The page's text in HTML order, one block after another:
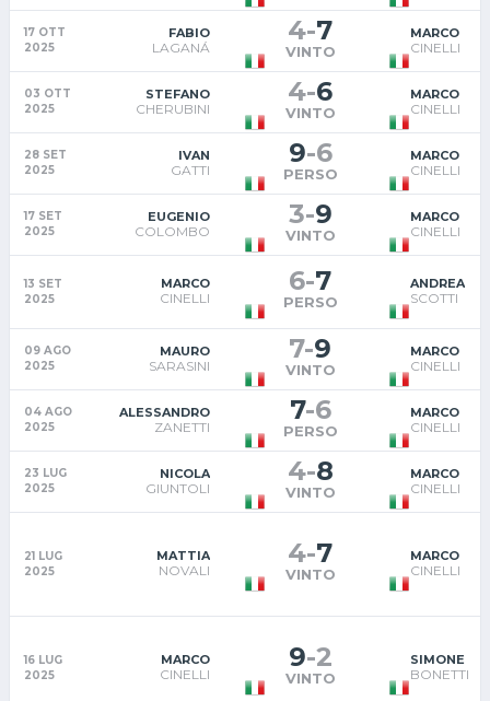
17 OTT
2025
FABIO
LAGANÁ
4-7
VINTO
MARCO
CINELLI
03 OTT
2025
STEFANO
CHERUBINI
4-6
VINTO
MARCO
CINELLI
28 SET
2025
IVAN
GATTI
9-6
PERSO
MARCO
CINELLI
17 SET
2025
EUGENIO
COLOMBO
3-9
VINTO
MARCO
CINELLI
13 SET
2025
MARCO
CINELLI
6-7
PERSO
ANDREA
SCOTTI
09 AGO
2025
MAURO
SARASINI
7-9
VINTO
MARCO
CINELLI
04 AGO
2025
ALESSANDRO
ZANETTI
7-6
PERSO
MARCO
CINELLI
23 LUG
2025
NICOLA
GIUNTOLI
4-8
VINTO
MARCO
CINELLI
21 LUG
2025
MATTIA
NOVALI
4-7
VINTO
MARCO
CINELLI
16 LUG
2025
MARCO
CINELLI
9-2
VINTO
SIMONE
BONETTI